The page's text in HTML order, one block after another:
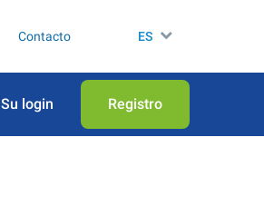
Contacto ES
Su login Registro